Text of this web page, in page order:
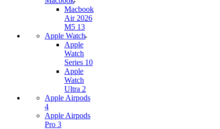
Macbook
Air 2026
M5 13
Apple Watch
Apple
Watch
Series 10
Apple
Watch
Ultra 2
Apple Airpods
4
Apple Airpods
Pro 3